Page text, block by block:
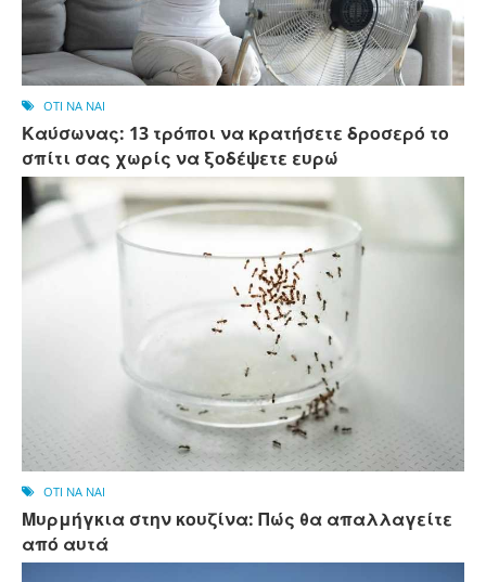
OTI NA NAI
Καύσωνας: 13 τρόποι να κρατήσετε δροσερό το
σπίτι σας χωρίς να ξοδέψετε ευρώ
OTI NA NAI
Μυρμήγκια στην κουζίνα: Πώς θα απαλλαγείτε
από αυτά